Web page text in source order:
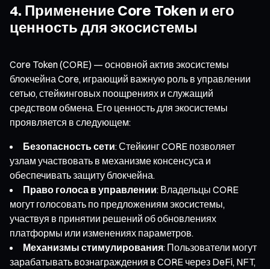
4. Применение Core Token и его
ценность для экосистемы
Core Token (CORE) — основной актив экосистемы
блокчейна Core, играющий важную роль в управлении
сетью, стейкинговых поощрениях и служащий
средством обмена. Его ценность для экосистемы
проявляется в следующем:
Безопасность сети: Стейкинг CORE позволяет
узлам участвовать в механизме консенсуса и
обеспечивать защиту блокчейна.
Право голоса в управлении: Владельцы CORE
могут голосовать по предложениям экосистемы,
участвуя в принятии решений об обновлениях
платформы или изменениях параметров.
Механизмы стимулирования: Пользователи могут
зарабатывать вознаграждения в CORE через DeFi, NFT,